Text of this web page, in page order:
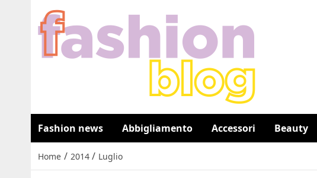
Fashion news Abbigliamento Accessori Beauty
Home / 2014 / Luglio